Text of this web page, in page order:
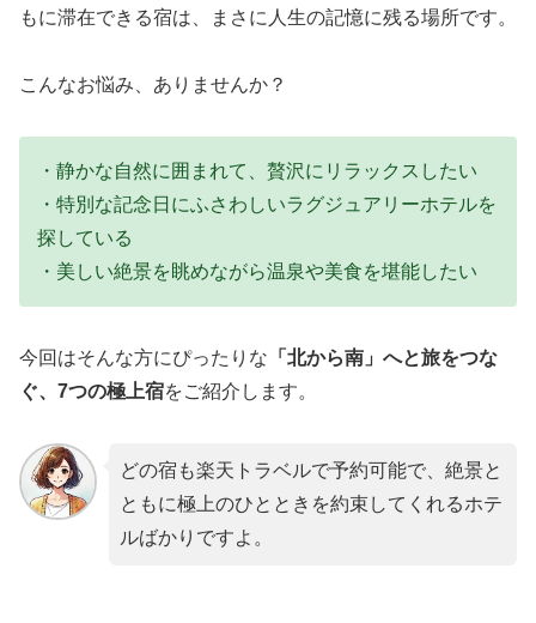
もに滞在できる宿は、まさに人生の記憶に残る場所です。
こんなお悩み、ありませんか？
・静かな自然に囲まれて、贅沢にリラックスしたい
・特別な記念日にふさわしいラグジュアリーホテルを
探している
・美しい絶景を眺めながら温泉や美食を堪能したい
今回はそんな方にぴったりな 「北から南」へと旅をつな
ぐ、7つの極上宿をご紹介します。
どの宿も楽天トラベルで予約可能で、絶景と
ともに極上のひとときを約束してくれるホテ
ルばかりですよ。